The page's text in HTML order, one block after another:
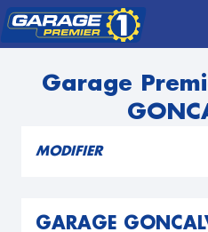
Garage
MODIFIER
GARAGE